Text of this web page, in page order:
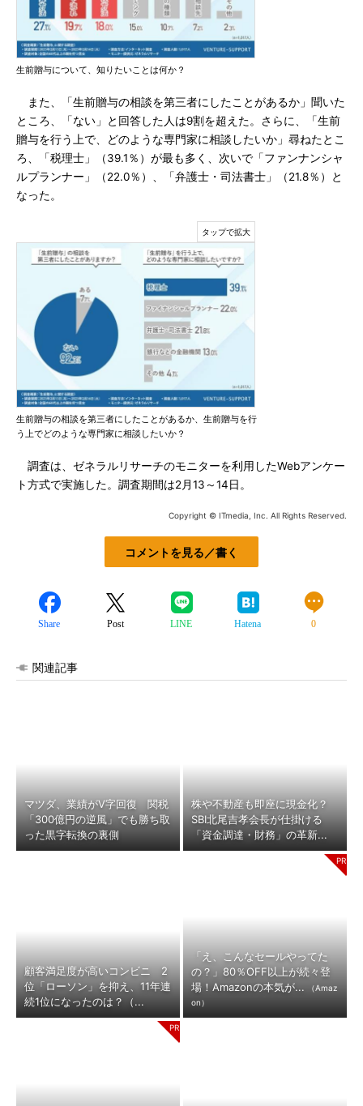
生前贈与について、知りたいことは何か？
また、「生前贈与の相談を第三者にしたことがあるか」聞いた
ところ、「ない」と回答した人は9割を超えた。さらに、「生前
贈与を行う上で、どのような専門家に相談したいか」尋ねたとこ
ろ、「税理士」（39.1％）が最も多く、次いで「ファンナンシャ
ルプランナー」（22.0％）、「弁護士・司法書士」（21.8％）と
なった。
生前贈与の相談を第三者にしたことがあるか、生前贈与を行
う上でどのような専門家に相談したいか？
調査は、ゼネラルリサーチのモニターを利用したWebアンケー
ト方式で実施した。調査期間は2月13～14日。
Copyright © ITmedia, Inc. All Rights Reserved.
コメントを見る／書く
Share Post LINE Hatena 0
関連記事
マツダ、業績がV字回復 関税
「300億円の逆風」でも勝ち取
った黒字転換の裏側
株や不動産も即座に現金化？
SBI北尾吉孝会長が仕掛ける
「資金調達・財務」の革新...
顧客満足度が高いコンビニ 2
位「ローソン」を抑え、11年連
続1位になったのは？（...
「え、こんなセールやってた
の？」80％OFF以上が続々登
場！Amazonの本気が...
（Amaz
on）